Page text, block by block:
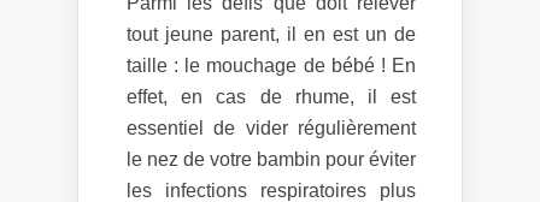
tout jeune parent, il en est un de
taille : le mouchage de bébé ! En
effet, en cas de rhume, il est
essentiel de vider régulièrement
le nez de votre bambin pour éviter
les infections respiratoires plus